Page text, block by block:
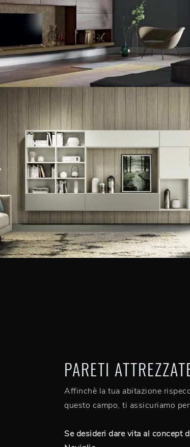
PARETI
Affinchè la tua abitazione
questo campo, ti assicuriamo
Se desideri dare vita al concept